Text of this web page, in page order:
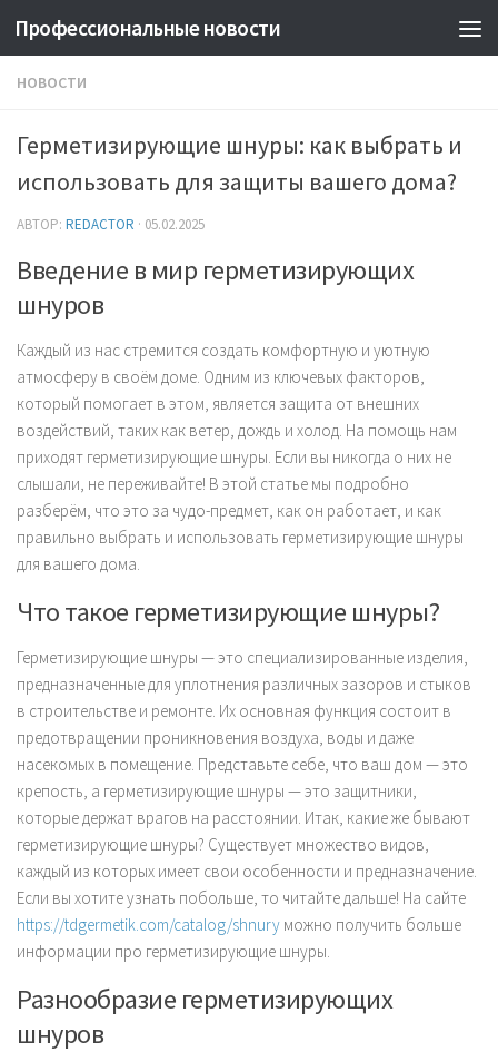
Профессиональные новости
НОВОСТИ
Герметизирующие шнуры: как выбрать и
использовать для защиты вашего дома?
АВТОР: REDACTOR · 05.02.2025
Введение в мир герметизирующих
шнуров
Каждый из нас стремится создать комфортную и уютную
атмосферу в своём доме. Одним из ключевых факторов,
который помогает в этом, является защита от внешних
воздействий, таких как ветер, дождь и холод. На помощь нам
приходят герметизирующие шнуры. Если вы никогда о них не
слышали, не переживайте! В этой статье мы подробно
разберём, что это за чудо-предмет, как он работает, и как
правильно выбрать и использовать герметизирующие шнуры
для вашего дома.
Что такое герметизирующие шнуры?
Герметизирующие шнуры — это специализированные изделия,
предназначенные для уплотнения различных зазоров и стыков
в строительстве и ремонте. Их основная функция состоит в
предотвращении проникновения воздуха, воды и даже
насекомых в помещение. Представьте себе, что ваш дом — это
крепость, а герметизирующие шнуры — это защитники,
которые держат врагов на расстоянии. Итак, какие же бывают
герметизирующие шнуры? Существует множество видов,
каждый из которых имеет свои особенности и предназначение.
Если вы хотите узнать побольше, то читайте дальше! На сайте
https://tdgermetik.com/catalog/shnury можно получить больше
информации про герметизирующие шнуры.
Разнообразие герметизирующих
шнуров